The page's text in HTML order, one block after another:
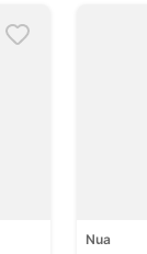
Nua